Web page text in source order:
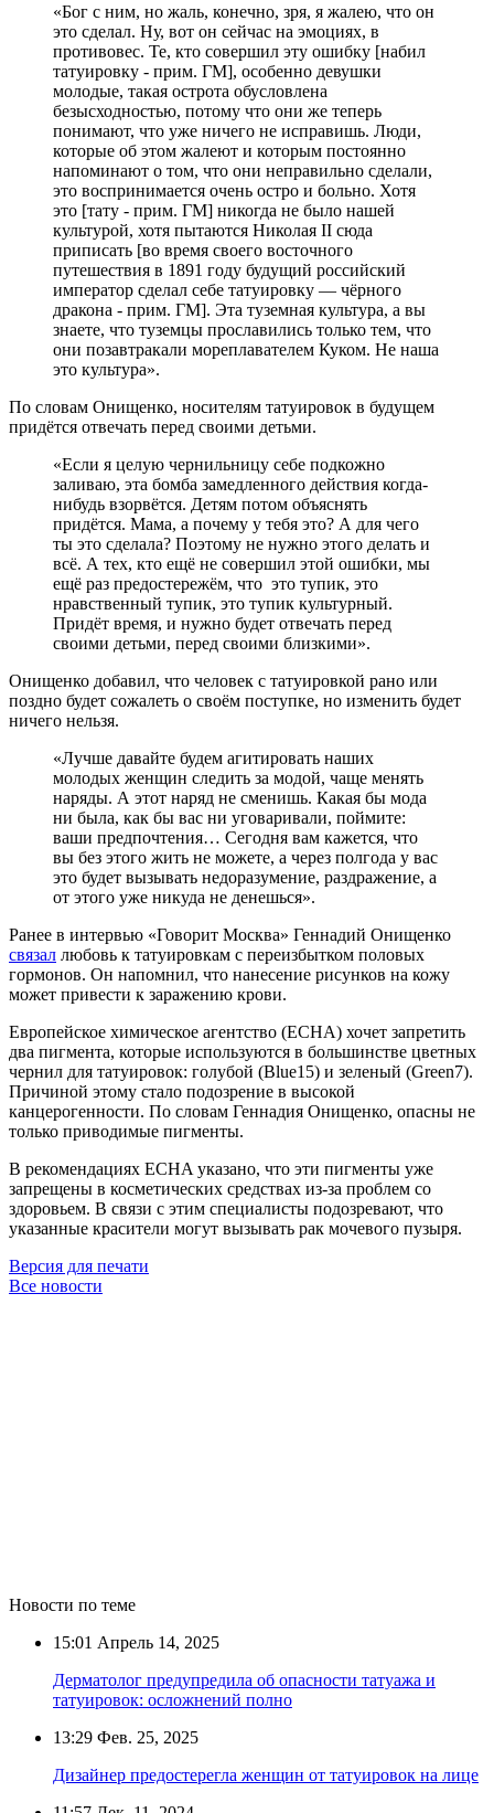
«Бог с ним, но жаль, конечно, зря, я жалею, что он
это сделал. Ну, вот он сейчас на эмоциях, в
противовес. Те, кто совершил эту ошибку [набил
татуировку - прим. ГМ], особенно девушки
молодые, такая острота обусловлена
безысходностью, потому что они же теперь
понимают, что уже ничего не исправишь. Люди,
которые об этом жалеют и которым постоянно
напоминают о том, что они неправильно сделали,
это воспринимается очень остро и больно. Хотя
это [тату - прим. ГМ] никогда не было нашей
культурой, хотя пытаются Николая II сюда
приписать [во время своего восточного
путешествия в 1891 году будущий российский
император сделал себе татуировку — чёрного
дракона - прим. ГМ]. Эта туземная культура, а вы
знаете, что туземцы прославились только тем, что
они позавтракали мореплавателем Куком. Не наша
это культура».
По словам Онищенко, носителям татуировок в будущем
придётся отвечать перед своими детьми.
«Если я целую чернильницу себе подкожно
заливаю, эта бомба замедленного действия когда-
нибудь взорвётся. Детям потом объяснять
придётся. Мама, а почему у тебя это? А для чего
ты это сделала? Поэтому не нужно этого делать и
всё. А тех, кто ещё не совершил этой ошибки, мы
ещё раз предостережём, что это тупик, это
нравственный тупик, это тупик культурный.
Придёт время, и нужно будет отвечать перед
своими детьми, перед своими близкими».
Онищенко добавил, что человек с татуировкой рано или
поздно будет сожалеть о своём поступке, но изменить будет
ничего нельзя.
«Лучше давайте будем агитировать наших
молодых женщин следить за модой, чаще менять
наряды. А этот наряд не сменишь. Какая бы мода
ни была, как бы вас ни уговаривали, поймите:
ваши предпочтения… Сегодня вам кажется, что
вы без этого жить не можете, а через полгода у вас
это будет вызывать недоразумение, раздражение, а
от этого уже никуда не денешься».
Ранее в интервью «Говорит Москва» Геннадий Онищенко
связал любовь к татуировкам с переизбытком половых
гормонов. Он напомнил, что нанесение рисунков на кожу
может привести к заражению крови.
Европейское химическое агентство (ECHA) хочет запретить
два пигмента, которые используются в большинстве цветных
чернил для татуировок: голубой (Blue15) и зеленый (Green7).
Причиной этому стало подозрение в высокой
канцерогенности. По словам Геннадия Онищенко, опасны не
только приводимые пигменты.
В рекомендациях ECHA указано, что эти пигменты уже
запрещены в косметических средствах из-за проблем со
здоровьем. В связи с этим специалисты подозревают, что
указанные красители могут вызывать рак мочевого пузыря.
Версия для печати
Все новости
Новости по теме
15:01 Апрель 14, 2025
Дерматолог предупредила об опасности татуажа и
татуировок: осложнений полно
13:29 Фев. 25, 2025
Дизайнер предостерегла женщин от татуировок на лице